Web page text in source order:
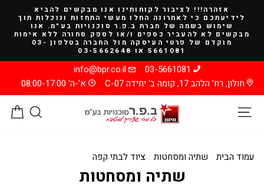
קריאה
אזהרה!!! לציבור לקוחותינו אנו מבקשים להביא
לידיעתכם כי לאחרונה החלו מעשי התחזות ונוכלות תוך
שימוש בשמה של חברת ב.פ.ר סוכנויות בע"מ. אנו
מבקשים לא להעביר כספים ו/או לספק סחורה ללא אימות
מוקדם של פרטי העיסקה מול החברה בטלפון 03-
5661081 או 03-5662648
03-5661081
info@bpr.co.il
חולון, רח' הלהב 17, קומה ב' יחידה C-07
א'-ה' 08:00-17:00
עמוד הבית / שתיה ומסחטות / ציוד לבתי קפה
שתיה ומסחטות